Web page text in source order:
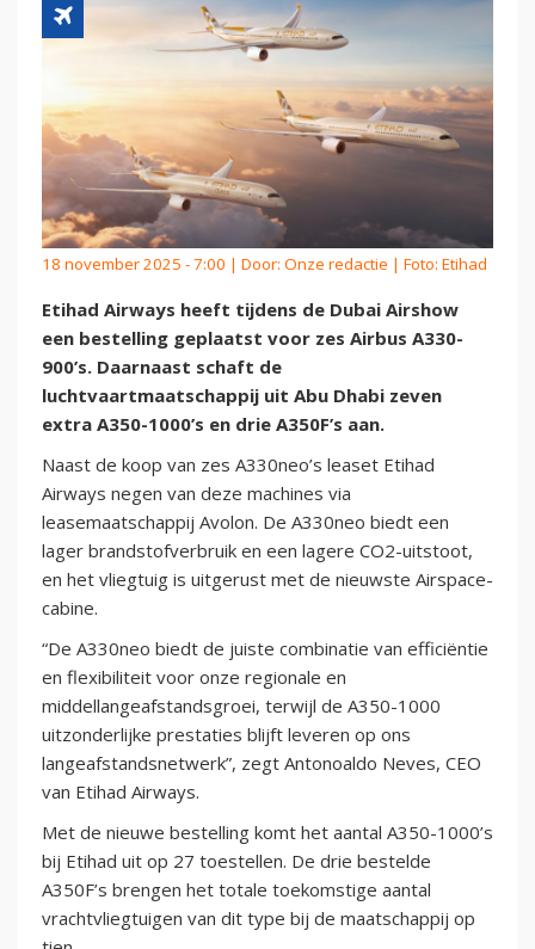
18 november 2025 - 7:00 | Door: Onze redactie | Foto: Etihad
Etihad Airways heeft tijdens de Dubai Airshow
een bestelling geplaatst voor zes Airbus A330-
900’s. Daarnaast schaft de
luchtvaartmaatschappij uit Abu Dhabi zeven
extra A350-1000’s en drie A350F’s aan.
Naast de koop van zes A330neo’s leaset Etihad
Airways negen van deze machines via
leasemaatschappij Avolon. De A330neo biedt een
lager brandstofverbruik en een lagere CO2-uitstoot,
en het vliegtuig is uitgerust met de nieuwste Airspace-
cabine.
“De A330neo biedt de juiste combinatie van efficiëntie
en flexibiliteit voor onze regionale en
middellangeafstandsgroei, terwijl de A350-1000
uitzonderlijke prestaties blijft leveren op ons
langeafstandsnetwerk”, zegt Antonoaldo Neves, CEO
van Etihad Airways.
Met de nieuwe bestelling komt het aantal A350-1000’s
bij Etihad uit op 27 toestellen. De drie bestelde
A350F’s brengen het totale toekomstige aantal
vrachtvliegtuigen van dit type bij de maatschappij op